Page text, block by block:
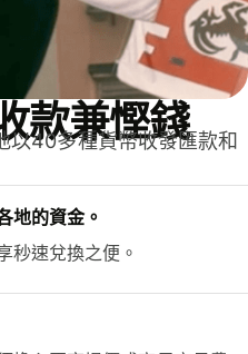
款兼慳錢
以40多種貨幣收發匯款和
地的資金。
秒速兌換之便。